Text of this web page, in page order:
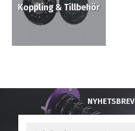
Koppling & Tillbehör
NYHETSBREV